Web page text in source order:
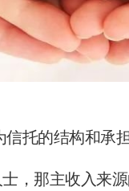
托的结构和承
，那主收入来